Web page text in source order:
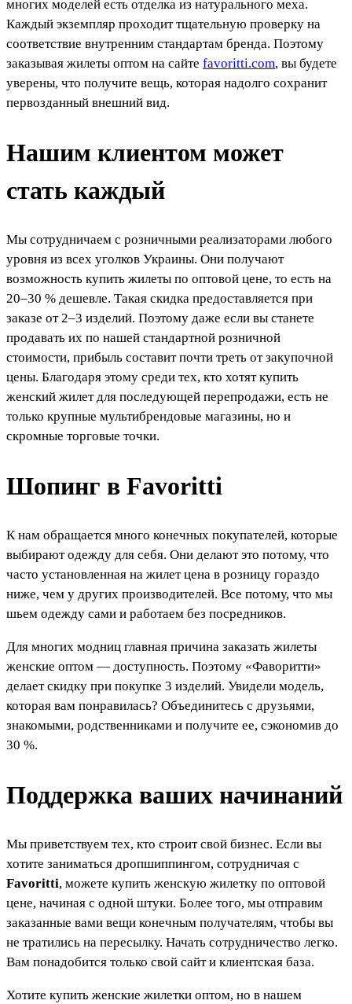
многих моделей есть отделка из натурального меха.
Каждый экземпляр проходит тщательную проверку на
соответствие внутренним стандартам бренда. Поэтому
заказывая жилеты оптом на сайте favoritti.com, вы будете
уверены, что получите вещь, которая надолго сохранит
первозданный внешний вид.
Нашим клиентом может
стать каждый
Мы сотрудничаем с розничными реализаторами любого
уровня из всех уголков Украины. Они получают
возможность купить жилеты по оптовой цене, то есть на
20–30 % дешевле. Такая скидка предоставляется при
заказе от 2–3 изделий. Поэтому даже если вы станете
продавать их по нашей стандартной розничной
стоимости, прибыль составит почти треть от закупочной
цены. Благодаря этому среди тех, кто хотят купить
женский жилет для последующей перепродажи, есть не
только крупные мультибрендовые магазины, но и
скромные торговые точки.
Шопинг в Favoritti
К нам обращается много конечных покупателей, которые
выбирают одежду для себя. Они делают это потому, что
часто установленная на жилет цена в розницу гораздо
ниже, чем у других производителей. Все потому, что мы
шьем одежду сами и работаем без посредников.
Для многих модниц главная причина заказать жилеты
женские оптом — доступность. Поэтому «Фаворитти»
делает скидку при покупке 3 изделий. Увидели модель,
которая вам понравилась? Объединитесь с друзьями,
знакомыми, родственниками и получите ее, сэкономив до
30 %.
Поддержка ваших начинаний
Мы приветствуем тех, кто строит свой бизнес. Если вы
хотите заниматься дропшиппингом, сотрудничая с
Favoritti, можете купить женскую жилетку по оптовой
цене, начиная с одной штуки. Более того, мы отправим
заказанные вами вещи конечным получателям, чтобы вы
не тратились на пересылку. Начать сотрудничество легко.
Вам понадобится только свой сайт и клиентская база.
Хотите купить женские жилетки оптом, но в нашем